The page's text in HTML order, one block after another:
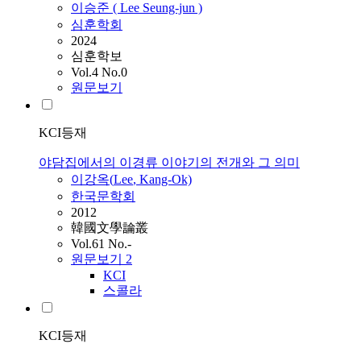
이승준 ( Lee Seung-jun )
심훈학회
2024
심훈학보
Vol.4 No.0
원문보기
KCI등재
야담집에서의 이경류 이야기의 전개와 그 의미
이강옥(Lee, Kang-Ok)
한국문학회
2012
韓國文學論叢
Vol.61 No.-
원문보기 2
KCI
스콜라
KCI등재